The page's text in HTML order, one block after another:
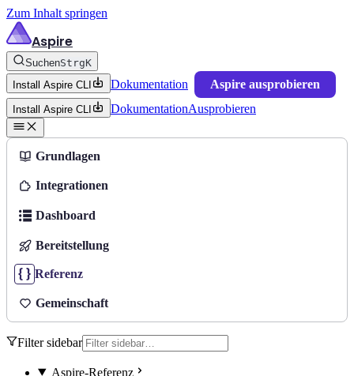
Zum Inhalt springen
Aspire
SuchenStrgK
Install Aspire CLI
Dokumentation Aspire ausprobieren
Install Aspire CLI DokumentationAusprobieren
Grundlagen
Integrationen
Dashboard
Bereitstellung
Referenz
Gemeinschaft
Filter sidebar
Aspire-Referenz